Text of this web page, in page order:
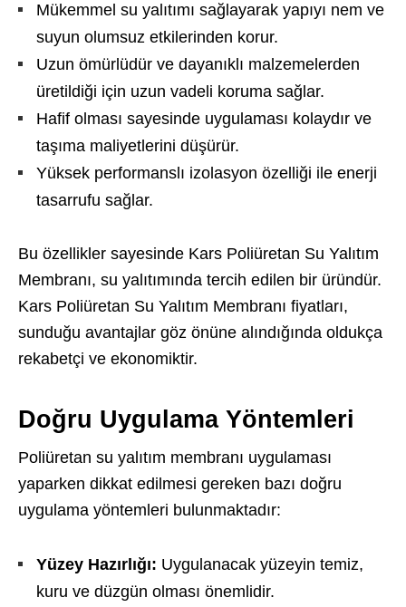
Mükemmel su yalıtımı sağlayarak yapıyı nem ve
suyun olumsuz etkilerinden korur.
Uzun ömürlüdür ve dayanıklı malzemelerden
üretildiği için uzun vadeli koruma sağlar.
Hafif olması sayesinde uygulaması kolaydır ve
taşıma maliyetlerini düşürür.
Yüksek performanslı izolasyon özelliği ile enerji
tasarrufu sağlar.
Bu özellikler sayesinde Kars Poliüretan Su Yalıtım
Membranı, su yalıtımında tercih edilen bir üründür.
Kars Poliüretan Su Yalıtım Membranı fiyatları,
sunduğu avantajlar göz önüne alındığında oldukça
rekabetçi ve ekonomiktir.
Doğru Uygulama Yöntemleri
Poliüretan su yalıtım membranı uygulaması
yaparken dikkat edilmesi gereken bazı doğru
uygulama yöntemleri bulunmaktadır:
Yüzey Hazırlığı: Uygulanacak yüzeyin temiz,
kuru ve düzgün olması önemlidir.